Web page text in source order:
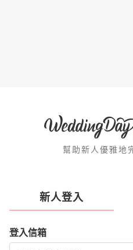
幫助新人優雅地
新人登入
登入信箱